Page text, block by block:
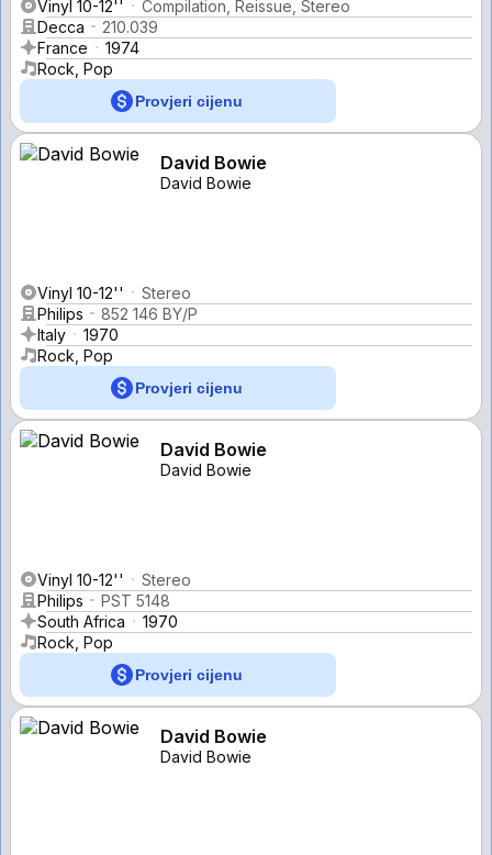
Vinyl 10-12''
Compilation, Reissue, Stereo
Decca
210.039
France
1974
Rock, Pop
Provjeri cijenu
David Bowie
David Bowie
Vinyl 10-12''
Stereo
Philips
852 146 BY/P
Italy
1970
Rock, Pop
Provjeri cijenu
David Bowie
David Bowie
Vinyl 10-12''
Stereo
Philips
PST 5148
South Africa
1970
Rock, Pop
Provjeri cijenu
David Bowie
David Bowie